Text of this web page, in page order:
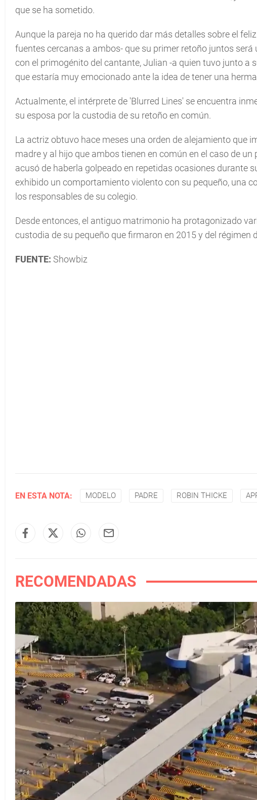
que se ha sometido.
Aunque la pareja no ha querido dar más detalles sobre el
fuentes cercanas a ambos- que su primer retoño juntos
con el primogénito del cantante, Julian -a quien tuvo junto a
que estaría muy emocionado ante la idea de tener una
Actualmente, el intérprete de 'Blurred Lines' se encuentra
su esposa por la custodia de su retoño en común.
La actriz obtuvo hace meses una orden de alejamiento que
madre y al hijo que ambos tienen en común en el caso de
acusó de haberla golpeado en repetidas ocasiones durante
exhibido un comportamiento violento con su pequeño, una
los responsables de su colegio.
Desde entonces, el antiguo matrimonio ha protagonizado
custodia de su pequeño que firmaron en 2015 y del régimen
FUENTE: Showbiz
EN ESTA NOTA: MODELO PADRE ROBIN THICKE
RECOMENDADAS